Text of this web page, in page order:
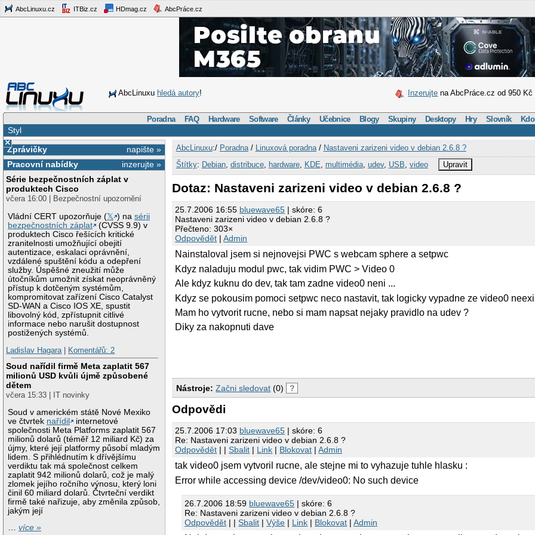
AbcLinuxu.cz ITBiz.cz HDmag.cz AbcPráce.cz
AbcLinuxu hledá autory! Inzerujte na AbcPráce.cz od 950 Kč
Poradna FAQ Hardware Software Články Učebnice Blogy Skupiny Desktopy Hry Slovník
Styl
×
napište »
Zprávičky
inzerujte »
Pracovní nabídky
Série bezpečnostních záplat v
produktech Cisco
včera 16:00 | Bezpečnostní upozornění
Vládní CERT upozorňuje (𝕏 ) nasérii
bezpečnostních záplat
(CVSS 9.9) v
produktech Cisco řešících kritické
zranitelnosti umožňující obejití
autentizace, eskalaci oprávnění,
vzdálené spuštění kódu a odepření
služby. Úspěšné zneužití může
útočníkům umožnit získat neoprávněný
přístup k dotčeným systémům,
kompromitovat zařízení Cisco Catalyst
SD-WAN a Cisco IOS XE, spustit
libovolný kód, zpřístupnit citlivé
informace nebo narušit dostupnost
postižených systémů.
Ladislav Hagara| Komentářů: 2
Soud nařídil firmě Meta zaplatit 567
milionů USD kvůli újmě způsobené
dětem
včera 15:33 | IT novinky
Soud v americkém státě Nové Mexiko
ve čtvrtek nařídil
internetové
společnosti Meta Platforms zaplatit 567
milionů dolarů (téměř 12 miliard Kč) za
újmy, které její platformy působí mladým
lidem. S přihlédnutím k dřívějšímu
verdiktu tak má společnost celkem
zaplatit 942 milionů dolarů, což je malý
zlomek jejího ročního výnosu, který loni
činil 60 miliard dolarů. Čtvrteční verdikt
firmě také nařizuje, aby změnila způsob,
jakým její
…více »
AbcLinuxu:/ Poradna/ Linuxová poradna/ Nastaveni zarizeni video v debian 2.6.8 ?
Štítky: Debian, distribuce, hardware, KDE multimédia, udev, USB video Upravit
Dotaz: Nastaveni zarizeni video v debian 2.6.8 ?
25.7.2006 16:55 bluewave65 | skóre: 6
Nastaveni zarizeni video v debian 2.6.8 ?
Přečteno: 303×
Odpovědět |Admin
Nainstaloval jsem si nejnovejsi PWC s webcam sphere a setpwc
Kdyz naladuju modul pwc, tak vidim PWC > Video 0
Ale kdyz kuknu do dev, tak tam zadne video0 neni ...
Kdyz se pokousim pomoci setpwc neco nastavit, tak logicky vypadne ze video0
Mam ho vytvorit rucne, nebo si mam napsat nejaky pravidlo na udev ?
Diky za nakopnuti dave
Nástroje: Začni sledovat (0) ?
Odpovědi
25.7.2006 17:03 bluewave65 | skóre: 6
Re: Nastaveni zarizeni video v debian 2.6.8 ?
Odpovědět | |Sbalit | Link | Blokovat |Admin
tak video0 jsem vytvoril rucne, ale stejne mi to vyhazuje tuhle hlasku :
Error while accessing device /dev/video0: No such device
26.7.2006 18:59 bluewave65 | skóre: 6
Re: Nastaveni zarizeni video v debian 2.6.8 ?
Odpovědět | |Sbalit |Výše | Link | Blokovat |Admin